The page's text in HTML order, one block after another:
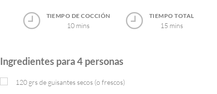
TIEMPO DE COCCIÓN
10 mins
TIEMPO TOTAL
15 mins
Ingredientes para 4 personas
120 grsde guisantes secos (o frescos)